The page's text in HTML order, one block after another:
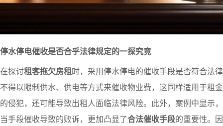
停水停电催收是否合乎法律规定的一探究竟
在探讨租客拖欠房租时，采用停水停电的催收手段是否符合法
不得以限制供水、供电等方式来催收物业费，这同样适用于租
的侵犯，还可能导致出租人面临法律风险。此外，案例中显示
当手段催收导致的败诉，更加凸显了合法催收手段的重要性。